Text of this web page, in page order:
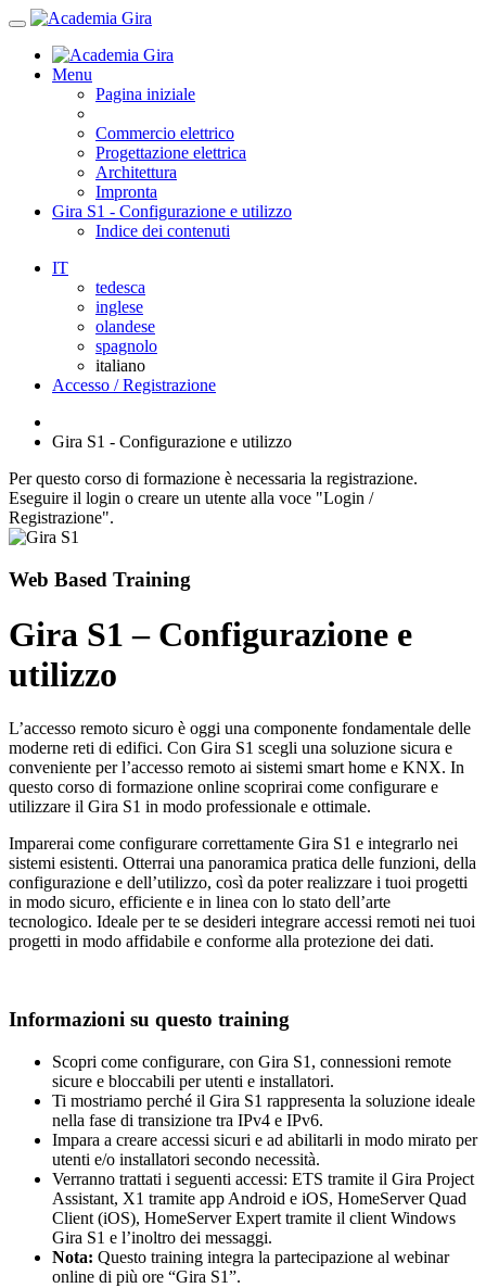
Menu
Pagina iniziale
Commercio elettrico
Progettazione elettrica
Architettura
Impronta
Gira S1 - Configurazione e utilizzo
Indice dei contenuti
IT
tedesca
inglese
olandese
spagnolo
italiano
Accesso / Registrazione
Gira S1 - Configurazione e utilizzo
Per questo corso di formazione è necessaria la registrazione.
Eseguire il login o creare un utente alla voce "Login /
Registrazione".
Web Based Training
Gira S1 – Configurazione e
utilizzo
L’accesso remoto sicuro è oggi una componente fondamentale delle
moderne reti di edifici. Con Gira S1 scegli una soluzione sicura e
conveniente per l’accesso remoto ai sistemi smart home e KNX. In
questo corso di formazione online scoprirai come configurare e
utilizzare il Gira S1 in modo professionale e ottimale.
Imparerai come configurare correttamente Gira S1 e integrarlo nei
sistemi esistenti. Otterrai una panoramica pratica delle funzioni, della
configurazione e dell’utilizzo, così da poter realizzare i tuoi progetti
in modo sicuro, efficiente e in linea con lo stato dell’arte
tecnologico. Ideale per te se desideri integrare accessi remoti nei tuoi
progetti in modo affidabile e conforme alla protezione dei dati.
Informazioni su questo training
Scopri come configurare, con Gira S1, connessioni remote
sicure e bloccabili per utenti e installatori.
Ti mostriamo perché il Gira S1 rappresenta la soluzione ideale
nella fase di transizione tra IPv4 e IPv6.
Impara a creare accessi sicuri e ad abilitarli in modo mirato per
utenti e/o installatori secondo necessità.
Verranno trattati i seguenti accessi: ETS tramite il Gira Project
Assistant, X1 tramite app Android e iOS, HomeServer Quad
Client (iOS), HomeServer Expert tramite il client Windows
Gira S1 e l’inoltro dei messaggi.
Nota: Questo training integra la partecipazione al webinar
online di più ore “Gira S1”.